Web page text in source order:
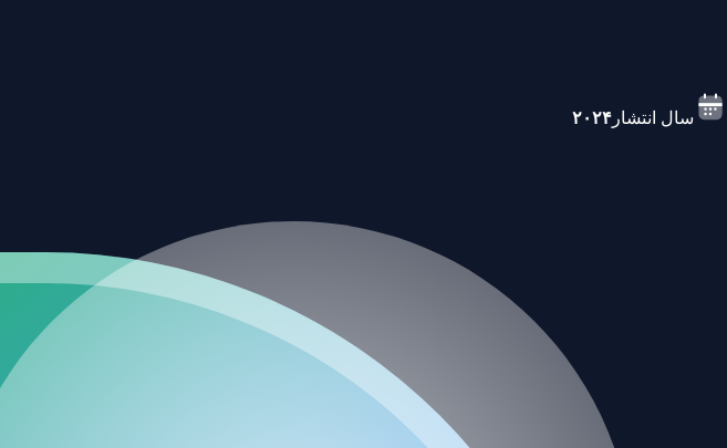
سال انتشار ۲۰۲۴